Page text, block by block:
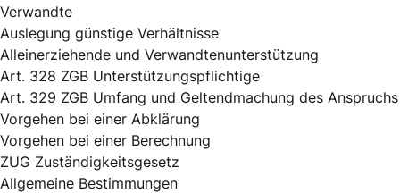
Verwandte
Auslegung günstige Verhältnisse
Alleinerziehende und Verwandtenunterstützung
Art. 328 ZGB Unterstützungspflichtige
Art. 329 ZGB Umfang und Geltendmachung des Anspruchs
Vorgehen bei einer Abklärung
Vorgehen bei einer Berechnung
ZUG Zuständigkeitsgesetz
Allgemeine Bestimmungen